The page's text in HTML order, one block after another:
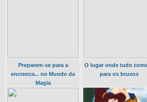
Preparem-se para a
encrenca... no Mundo da
Magia
O lugar onde tudo
para os bruxos